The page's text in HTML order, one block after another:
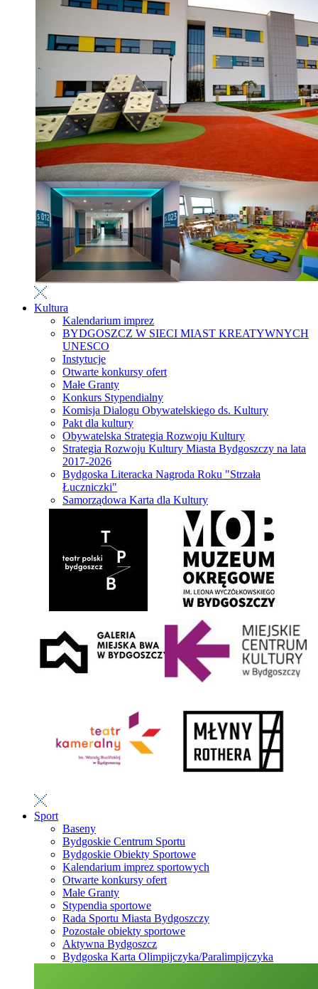
Kultura
Kalendarium imprez
BYDGOSZCZ W SIECI MIAST KREATYWNYCH
UNESCO
Instytucje
Otwarte konkursy ofert
Małe Granty
Konkurs Stypendialny
Komisja Dialogu Obywatelskiego ds. Kultury
Pakt dla kultury
Obywatelska Strategia Rozwoju Kultury
Strategia Rozwoju Kultury Miasta Bydgoszczy na lata
2017-2026
Bydgoska Literacka Nagroda Roku "Strzała
Łuczniczki"
Samorządowa Karta dla Kultury
Sport
Baseny
Bydgoskie Centrum Sportu
Bydgoskie Obiekty Sportowe
Kalendarium imprez sportowych
Otwarte konkursy ofert
Małe Granty
Stypendia sportowe
Rada Sportu Miasta Bydgoszczy
Pozostałe obiekty sportowe
Aktywna Bydgoszcz
Bydgoska Karta Olimpijczyka/Paralimpijczyka